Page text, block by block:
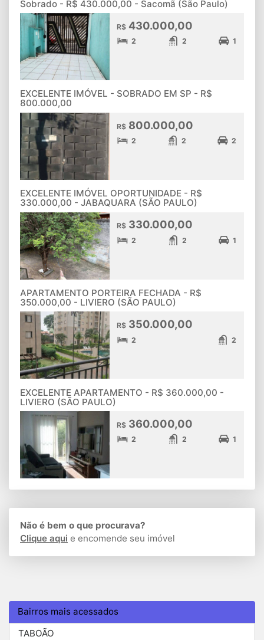
Sobrado - R$ 430.000,00 - Sacomã (São Paulo)
R$ 430.000,00
2 2 1
EXCELENTE IMÓVEL - SOBRADO EM SP - R$
800.000,00
R$ 800.000,00
2 2 2
EXCELENTE IMÓVEL OPORTUNIDADE - R$
330.000,00 - JABAQUARA (SÃO PAULO)
R$ 330.000,00
2 2 1
APARTAMENTO PORTEIRA FECHADA - R$
350.000,00 - LIVIERO (SÃO PAULO)
R$ 350.000,00
2 2
EXCELENTE APARTAMENTO - R$ 360.000,00 -
LIVIERO (SÃO PAULO)
R$ 360.000,00
2 2 1
Não é bem o que procurava?
Clique aqui e encomende seu imóvel
Bairros mais acessados
TABOÃO